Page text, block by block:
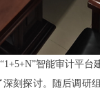
智能审计平
刻探讨。随后调研